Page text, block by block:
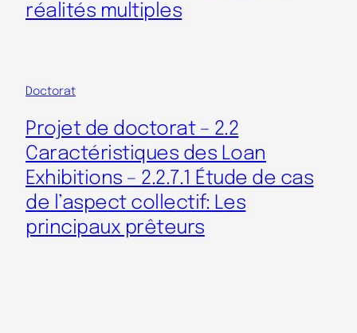
réalités multiples
Doctorat
Projet de doctorat – 2.2
Caractéristiques des Loan
Exhibitions – 2.2.7.1 Étude de cas
de l’aspect collectif: Les
principaux prêteurs